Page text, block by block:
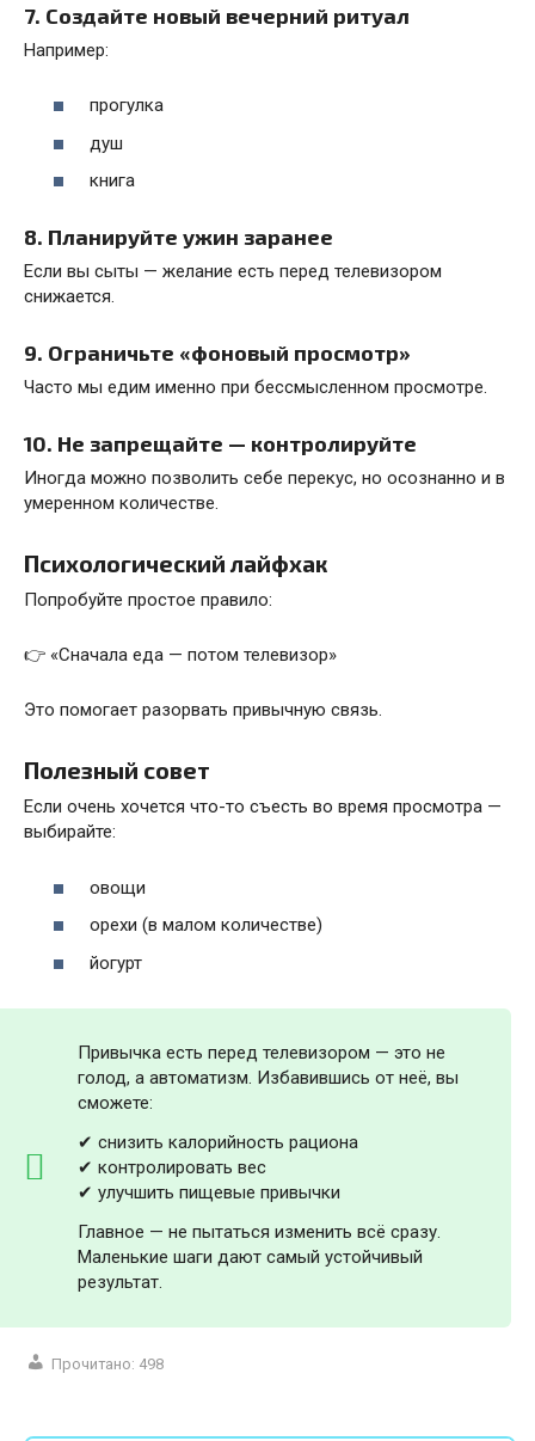
7. Создайте новый вечерний ритуал
Например:
прогулка
душ
книга
8. Планируйте ужин заранее
Если вы сыты — желание есть перед телевизором
снижается.
9. Ограничьте «фоновый просмотр»
Часто мы едим именно при бессмысленном просмотре.
10. Не запрещайте — контролируйте
Иногда можно позволить себе перекус, но осознанно и в
умеренном количестве.
Психологический лайфхак
Попробуйте простое правило:
👉 «Сначала еда — потом телевизор»
Это помогает разорвать привычную связь.
Полезный совет
Если очень хочется что-то съесть во время просмотра —
выбирайте:
овощи
орехи (в малом количестве)
йогурт
Привычка есть перед телевизором — это не
голод, а автоматизм. Избавившись от неё, вы
сможете:
✔ снизить калорийность рациона
✔ контролировать вес
✔ улучшить пищевые привычки
Главное — не пытаться изменить всё сразу.
Маленькие шаги дают самый устойчивый
результат.
Прочитано: 498